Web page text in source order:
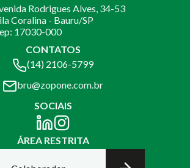
Rodrigues Alves, 34-53
Coralina - Bauru/SP
17030-000
CONTATOS
(14) 2106-5799
bru@zopone.com.br
SOCIAIS
ÁREA RESTRITA